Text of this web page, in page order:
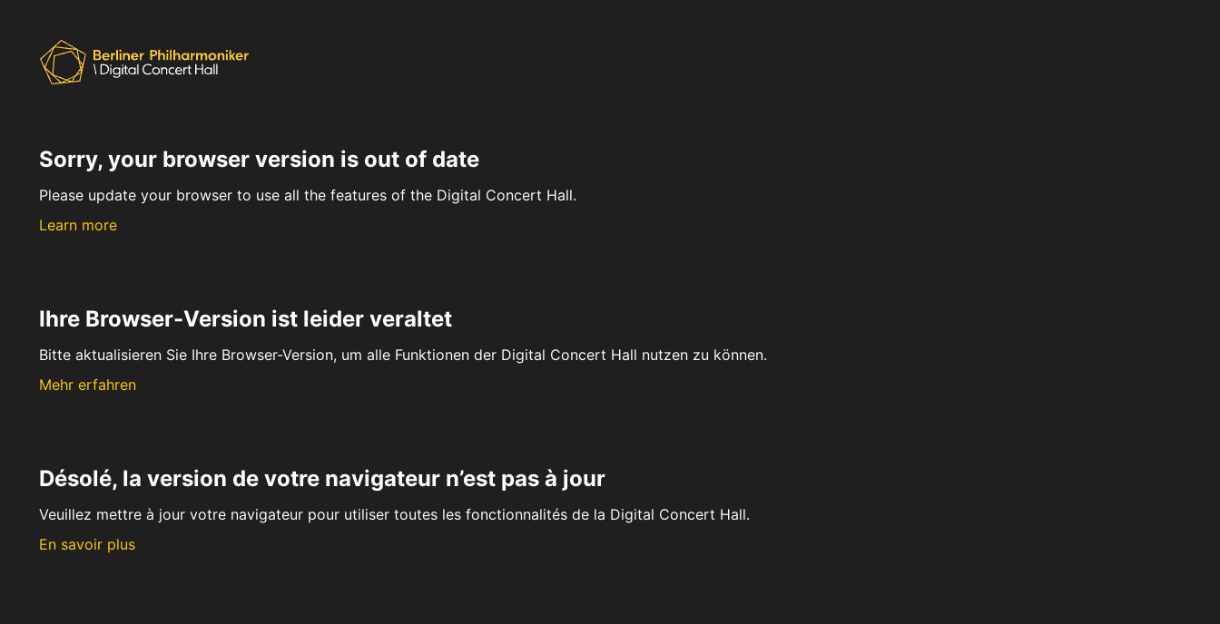
Sorry, your browser version is out of date
Please update your browser to use all the features of the Digital Concert Hall.
Learn more
Ihre Browser-Version ist leider veraltet
Bitte aktualisieren Sie Ihre Browser-Version, um alle Funktionen der Digital Concert Hall nutzen zu können.
Mehr erfahren
Désolé, la version de votre navigateur n’est pas à jour
Veuillez mettre à jour votre navigateur pour utiliser toutes les fonctionnalités de la Digital Concert Hall.
En savoir plus